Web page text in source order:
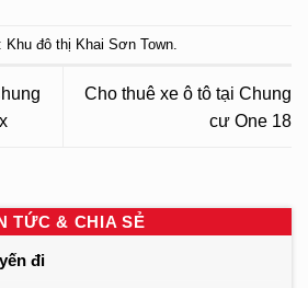
Khu đô thị Khai Sơn Town
Cho thuê xe ô tô tại Chung
cư One 18
TỨC & CHIA SẺ
đi